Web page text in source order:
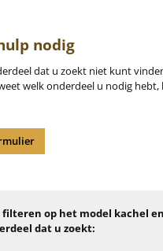
nodig
dat u zoekt niet kunt
welk onderdeel u nodig hebt,
op het model kachel
dat u zoekt: